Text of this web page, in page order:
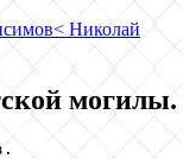
< Николай
могилы.